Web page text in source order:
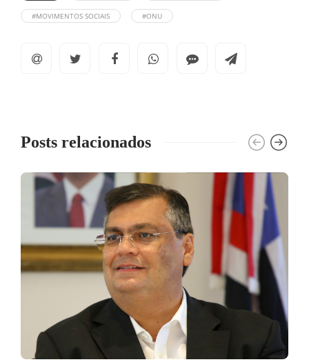
#MOVIMENTOS SOCIAIS #ONU
Posts relacionados